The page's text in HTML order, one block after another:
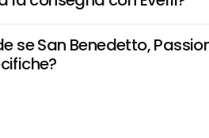
se San Benedetto,